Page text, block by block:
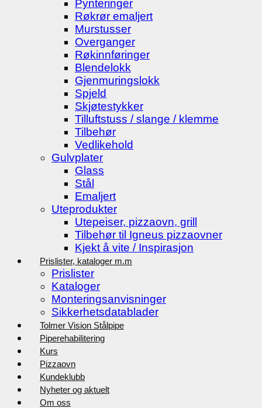
Pynteringer
Røkrør emaljert
Murstusser
Overganger
Røkinnføringer
Blendelokk
Gjenmuringslokk
Spjeld
Skjøtestykker
Tilluftstuss / slange / klemme
Tilbehør
Vedlikehold
Gulvplater
Glass
Stål
Emaljert
Uteprodukter
Utepeiser, pizzaovn, grill
Tilbehør til Igneus pizzaovner
Kjekt å vite / Inspirasjon
Prislister, kataloger m.m
Prislister
Kataloger
Monteringsanvisninger
Sikkerhetsdatablader
Tolmer Vision Stålpipe
Piperehabilitering
Kurs
Pizzaovn
Kundeklubb
Nyheter og aktuelt
Om oss